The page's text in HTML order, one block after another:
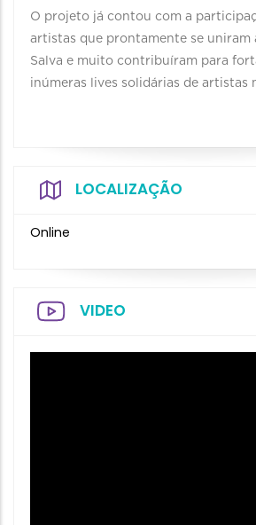
O projeto já contou com a
artistas que prontamente se uniram
Salva e muito contribuíram para
inúmeras lives solidárias de artistas
LOCALIZAÇÃO
Online
VIDEO